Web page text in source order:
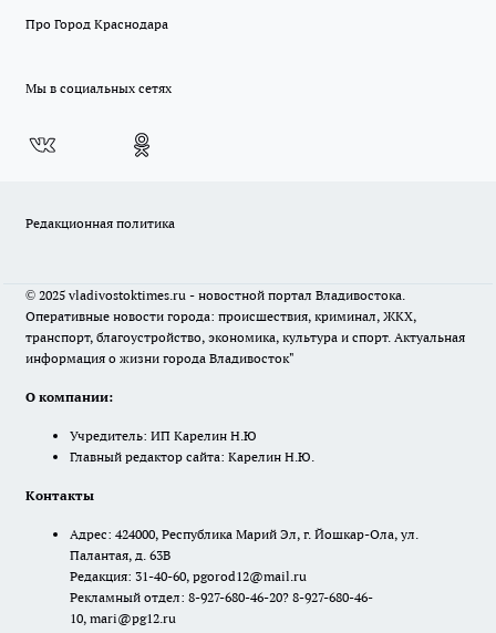
Про Город Краснодара
Мы в социальных сетях
Редакционная политика
© 2025 vladivostoktimes.ru - новостной портал Владивостока.
Оперативные новости города: происшествия, криминал, ЖКХ,
транспорт, благоустройство, экономика, культура и спорт. Актуальная
информация о жизни города Владивосток"
О компании:
Учредитель: ИП Карелин Н.Ю
Главный редактор сайта: Карелин Н.Ю.
Контакты
Адрес: 424000, Республика Марий Эл, г. Йошкар-Ола, ул.
Палантая, д. 63В
Редакция: 31-40-60, pgorod12@mail.ru
Рекламный отдел: 8-927-680-46-20? 8-927-680-46-
10, mari@pg12.ru